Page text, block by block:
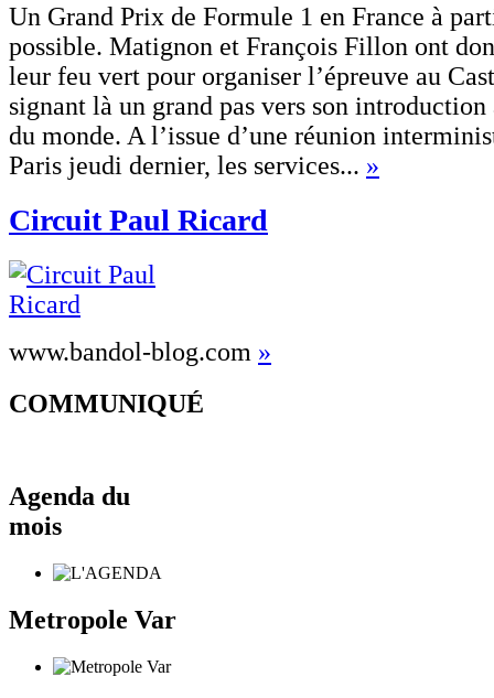
Un Grand Prix de Formule 1 en France à
possible. Matignon et François Fillon ont
leur feu vert pour organiser l’épreuve au
signant là un grand pas vers son
du monde. A l’issue d’une réunion
Paris jeudi dernier, les services... »
Circuit Paul Ricard
www.bandol-blog.com »
COMMUNIQUÉ
Agenda du
mois
Metropole Var